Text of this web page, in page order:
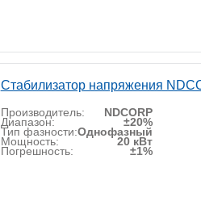
Стабилизатор напряжения
Производитель: NDCORP
Диапазон: ±20%
Тип фазности:Однофазный
Мощность: 20 кВт
Погрешность: ±1%